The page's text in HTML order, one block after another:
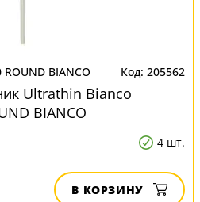
ROUND BIANCO 205562
Ultrathin Bianco
BIANCO
4 шт.
В КОРЗИНУ